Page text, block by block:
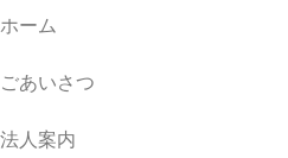
ホーム
ごあいさつ
法人案内